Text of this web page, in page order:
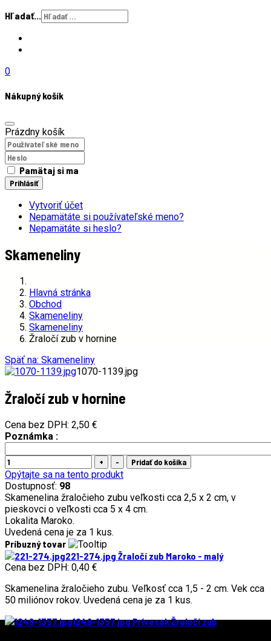
Hľadať...
0
Nákupný košík
Prázdny košík
Pamätaj si ma
Prihlásiť
Vytvoriť účet
Nepamätáte si používateľské meno?
Nepamätáte si heslo?
Skameneliny
Hlavná stránka
Obchod
Skameneliny
Skameneliny
Žraločí zub v hornine
Späť na: Skameneliny
1070-1139.jpg
Žraločí zub v hornine
Cena bez DPH: 2,50 €
Poznámka :
Opýtajte sa na tento produkt
Dostupnosť: 98
Skamenelina žraločieho zubu veľkosti cca 2,5 x 2 cm, v
pieskovci o veľkosti cca 5 x 4 cm.
Lokalita Maroko.
Uvedená cena je za 1 kus.
Príbuzný tovar
221-274.jpg Žraločí zub Maroko - malý
Cena bez DPH: 0,40 €
Skamenelina žraločieho zubu. Veľkosť cca 1,5 - 2 cm. Vek cca
50 miliónov rokov. Uvedená cena je za 1 kus.
1249-1357.jpgPrívesok Žraločí zub